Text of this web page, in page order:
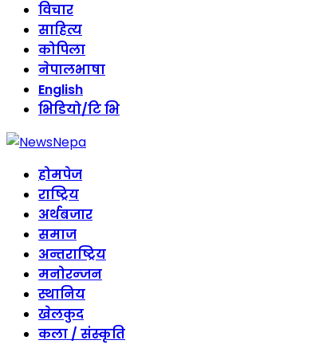
विचार
साहित्य
कोपिला
नेपालभाषा
English
भिडियो/टि भि
होमपेज
राष्ट्रिय
अर्थबजार
समाज
अन्तराष्ट्रिय
मनोरन्जन
स्थानिय
खेलकुद
कला / संस्कृति